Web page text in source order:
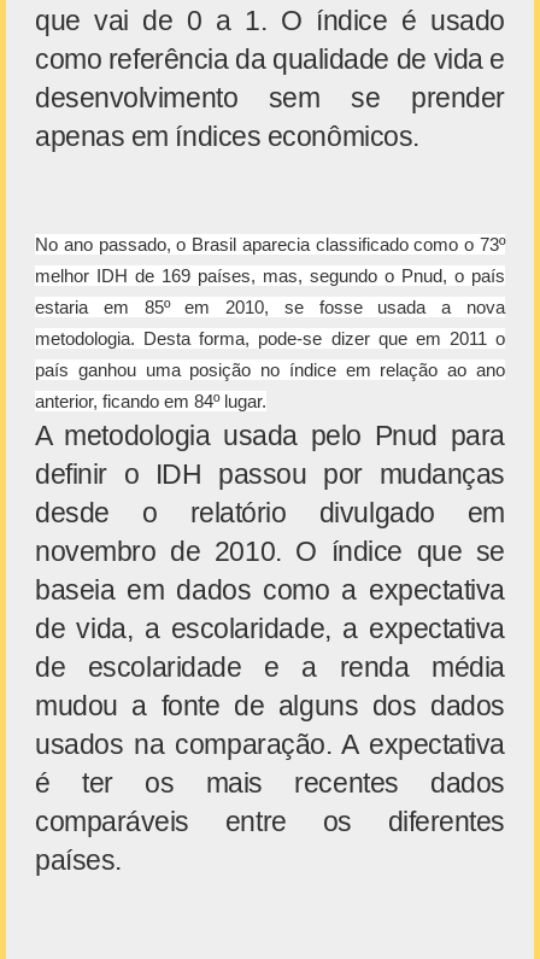
que vai de 0 a 1. O índice é usado
como referência da qualidade de vida e
desenvolvimento sem se prender
apenas em índices econômicos.
No ano passado, o Brasil aparecia classificado como o 73º
melhor IDH de 169 países, mas, segundo o Pnud, o país
estaria em 85º em 2010, se fosse usada a nova
metodologia. Desta forma, pode-se dizer que em 2011 o
país ganhou uma posição no índice em relação ao ano
anterior, ficando em 84º lugar.
A metodologia usada pelo Pnud para
definir o IDH passou por mudanças
desde o relatório divulgado em
novembro de 2010. O índice que se
baseia em dados como a expectativa
de vida, a escolaridade, a expectativa
de escolaridade e a renda média
mudou a fonte de alguns dos dados
usados na comparação. A expectativa
é ter os mais recentes dados
comparáveis entre os diferentes
países.